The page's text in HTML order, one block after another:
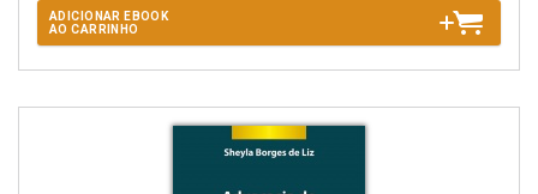
ADICIONAR EBOOK
AO CARRINHO